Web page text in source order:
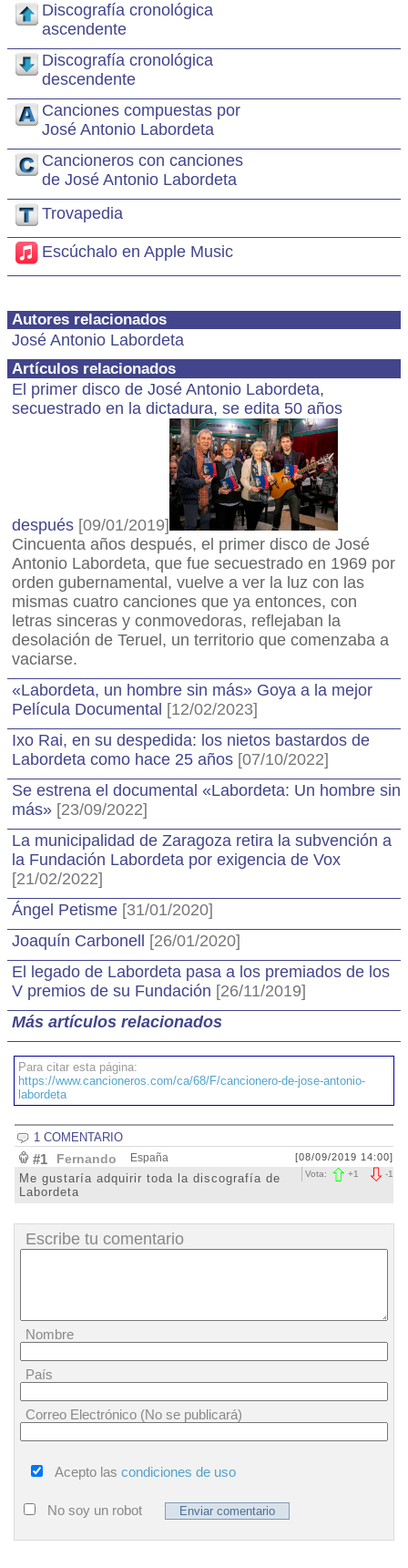
Discografía cronológica
ascendente
Discografía cronológica
descendente
Canciones compuestas por
José Antonio Labordeta
Cancioneros con canciones
de José Antonio Labordeta
Trovapedia
Escúchalo en Apple Music
Autores relacionados
José Antonio Labordeta
Artículos relacionados
El primer disco de José Antonio Labordeta,
secuestrado en la dictadura, se edita 50 años
después [09/01/2019]
Cincuenta años después, el primer disco de José
Antonio Labordeta, que fue secuestrado en 1969 por
orden gubernamental, vuelve a ver la luz con las
mismas cuatro canciones que ya entonces, con
letras sinceras y conmovedoras, reflejaban la
desolación de Teruel, un territorio que comenzaba a
vaciarse.
«Labordeta, un hombre sin más» Goya a la mejor
Película Documental [12/02/2023]
Ixo Rai, en su despedida: los nietos bastardos de
Labordeta como hace 25 años [07/10/2022]
Se estrena el documental «Labordeta: Un hombre sin
más» [23/09/2022]
La municipalidad de Zaragoza retira la subvención a
la Fundación Labordeta por exigencia de Vox
[21/02/2022]
Ángel Petisme [31/01/2020]
Joaquín Carbonell [26/01/2020]
El legado de Labordeta pasa a los premiados de los
V premios de su Fundación [26/11/2019]
Más artículos relacionados
Para citar esta página:
https://www.cancioneros.com/ca/68/F/cancionero-de-jose-antonio-
labordeta
1 COMENTARIO
#1 Fernando España [08/09/2019 14:00]
-1
Vota: +1
Me gustaría adquirir toda la discografía de
Labordeta
Escribe tu comentario
Nombre
País
Correo Electrónico (No se publicará)
Acepto las condiciones de uso
No soy un robot